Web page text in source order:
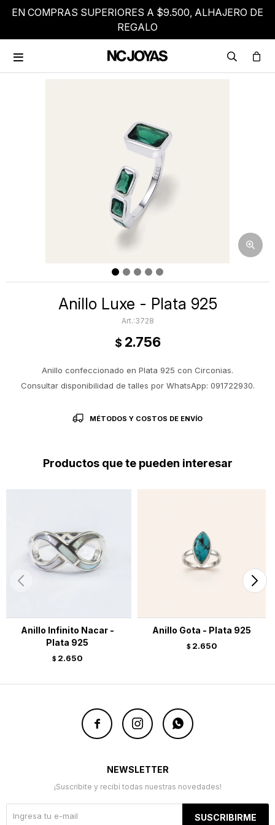
EN COMPRAS SUPERIORES A $9.500, ALHAJERO DE
REGALO

Anillo Luxe - Plata 925
3728
$ 2.756
Anillo confeccionado en Plata 925 con Circonias.
Consultar disponibilidad de talles por WhatsApp: 091722930.
MÉTODOS Y COSTOS DE ENVÍO
Productos que te pueden interesar
Anillo Infinito Nacar -
Plata 925
$ 2.650
Anillo Gota - Plata 925
$ 2.650
  
NEWSLETTER
¡Suscribite y recibí todas nuestras novedades!
SUSCRIBIRME